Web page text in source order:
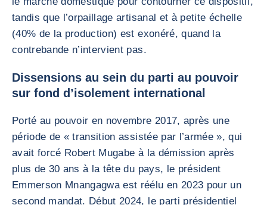
tandis que l’orpaillage artisanal et à petite échelle
(40% de la production) est exonéré, quand la
contrebande n’intervient pas.
Dissensions au sein du parti au pouvoir
sur fond d’isolement international
Porté au pouvoir en novembre 2017, après une
période de « transition assistée par l’armée », qui
avait forcé Robert Mugabe à la démission après
plus de 30 ans à la tête du pays, le président
Emmerson Mnangagwa est réélu en 2023 pour un
second mandat. Début 2024, le parti présidentiel